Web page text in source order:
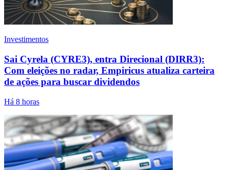
Investimentos
Sai Cyrela (CYRE3), entra Direcional (DIRR3):
Com eleições no radar, Empiricus atualiza carteira
de ações para buscar dividendos
Há 8 horas